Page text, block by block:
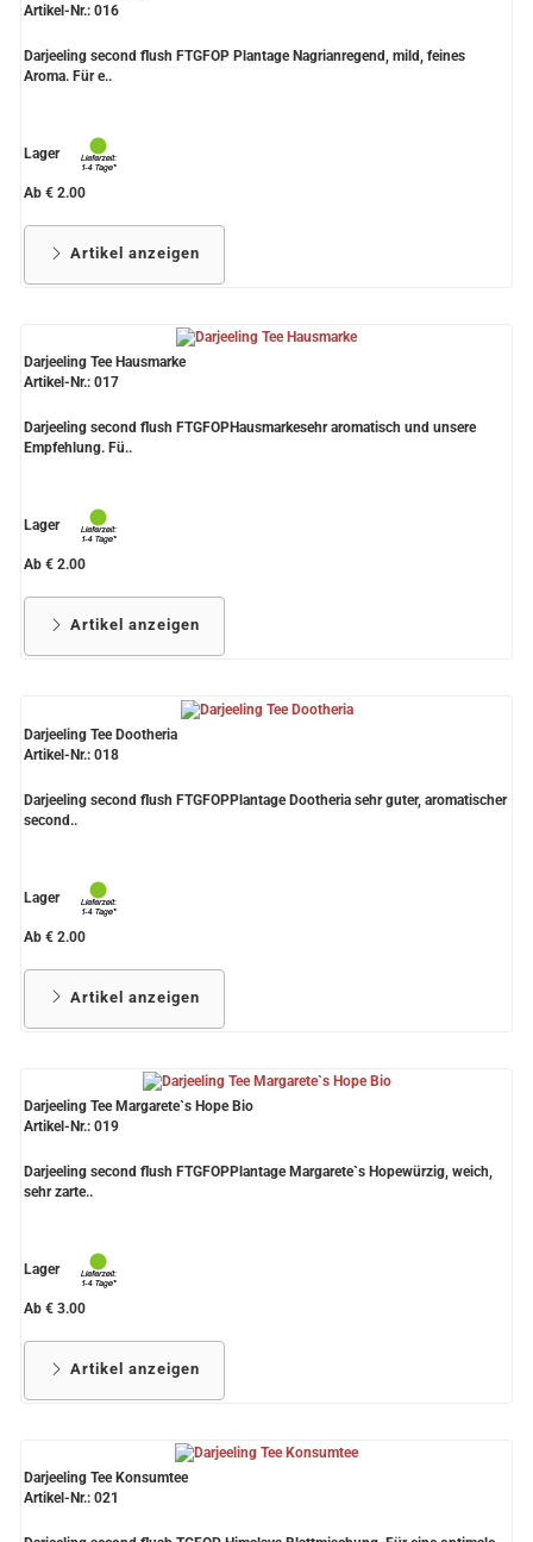
Artikel-Nr.: 016
Darjeeling second flush FTGFOP Plantage Nagrianregend, mild, feines
Aroma. Für e..
Lager
Ab € 2.00
Artikel anzeigen
Darjeeling Tee Hausmarke
Artikel-Nr.: 017
Darjeeling second flush FTGFOPHausmarkesehr aromatisch und unsere
Empfehlung. Fü..
Lager
Ab € 2.00
Artikel anzeigen
Darjeeling Tee Dootheria
Artikel-Nr.: 018
Darjeeling second flush FTGFOPPlantage Dootheria sehr guter, aromatischer
second..
Lager
Ab € 2.00
Artikel anzeigen
Darjeeling Tee Margarete`s Hope Bio
Artikel-Nr.: 019
Darjeeling second flush FTGFOPPlantage Margarete`s Hopewürzig, weich,
sehr zarte..
Lager
Ab € 3.00
Artikel anzeigen
Darjeeling Tee Konsumtee
Artikel-Nr.: 021